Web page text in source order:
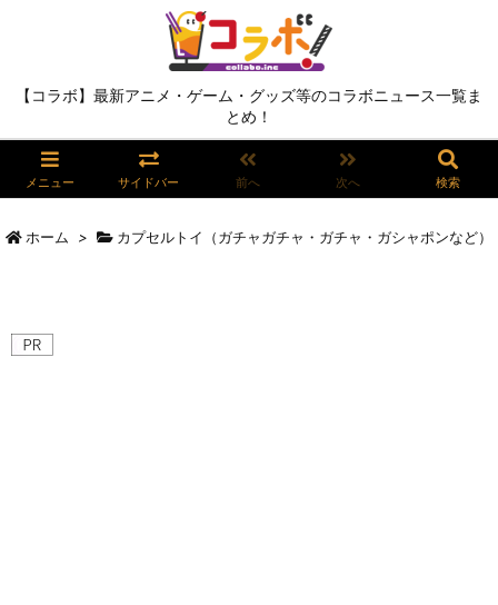
【コラボ】最新アニメ・ゲーム・グッズ等のコラボニュース一覧ま
とめ！
メニュー サイドバー 前へ 次へ 検索
ホーム > カプセルトイ（ガチャガチャ・ガチャ・ガシャポンなど）